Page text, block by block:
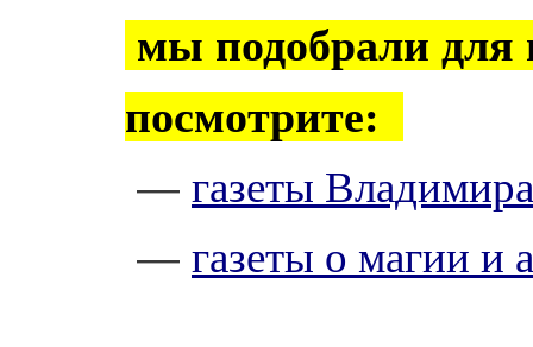
мы подобрали для
посмотрите:
— газеты Владимира
— газеты о магии и